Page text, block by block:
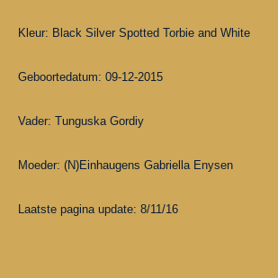
Kleur: Black Silver Spotted Torbie and White
Geboortedatum: 09-12-2015
Vader: Tunguska Gordiy
Moeder: (N)Einhaugens Gabriella Enysen
Laatste pagina update: 8/11/16